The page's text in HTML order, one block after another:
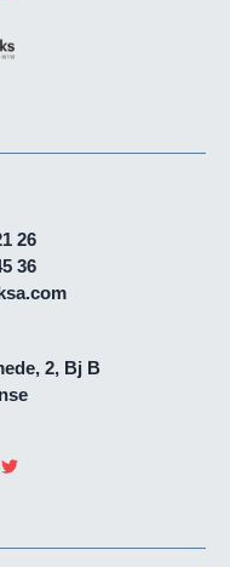
26
36
2, Bj B